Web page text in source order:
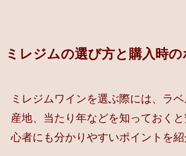
ミレジムの選び方と購入時の
ミレジムワインを選ぶ際には、ラ
産地、当たり年などを知っておく
心者にも分かりやすいポイントを紹